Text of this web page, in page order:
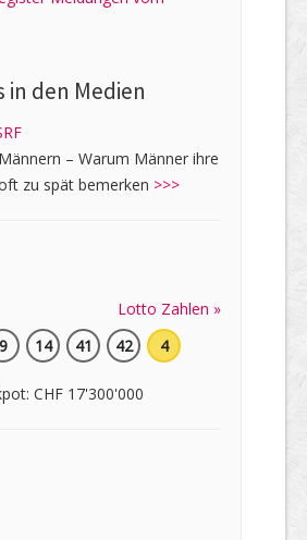
in den Medien
– Warum Männer ihre
zu spät bemerken >>>
Lotto Zahlen »
9 14 41 42 4
CHF 17'300'000